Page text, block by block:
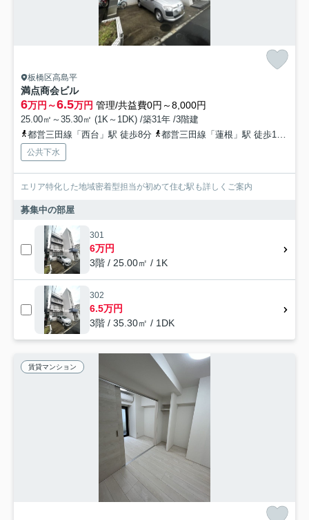
板橋区高島平
満点商会ビル
6万円～6.5万円 管理/共益費0円～8,000円
25.00㎡～35.30㎡ (1K～1DK) /築31年 /3階建
都営三田線「西台」駅 徒歩8分
都営三田線「蓮根」駅 徒歩14分
公共下水
エリア特化した地域密着型担当が初めて住む駅も詳しくご案内
募集中の部屋
301
6万円
3階 / 25.00㎡ / 1K
302
6.5万円
3階 / 35.30㎡ / 1DK
賃貸マンション